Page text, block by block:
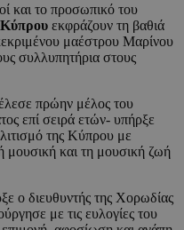
και το προσωπικό του
εκφράζουν τη βαθιά
μαέστρου Μαρίνου
συλλυπητήρια στους
πρώην μέλος του
επί σειρά ετών- υπήρξε
της Κύπρου με
μουσική και τη μουσική ζωή
ο διευθυντής της Χορωδίας
με τις ευλογίες του